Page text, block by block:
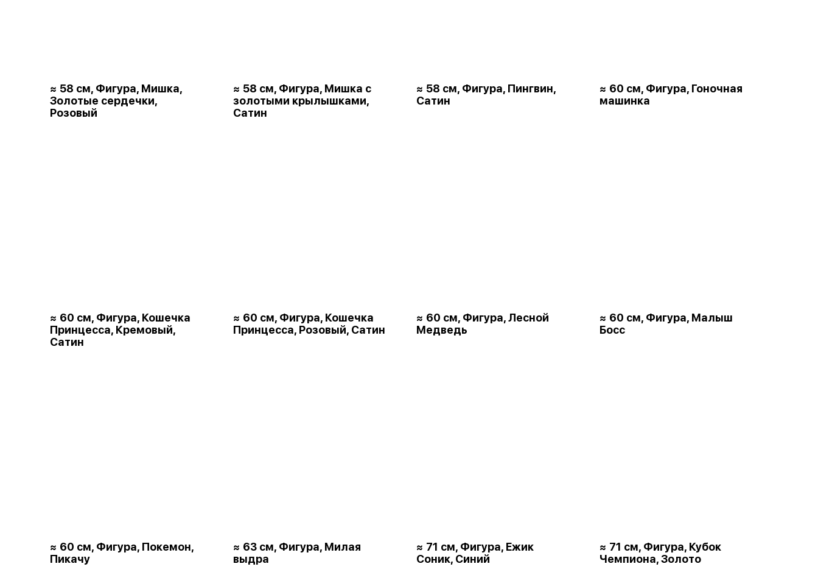
≈ 58 см, Фигура, Мишка,
Золотые сердечки,
Розовый
≈ 58 см, Фигура, Мишка с
золотыми крылышками,
Сатин
≈ 58 см, Фигура, Пингвин,
Сатин
≈ 60 см, Фигура, Гоночная
машинка
≈ 60 см, Фигура, Кошечка
Принцесса, Кремовый,
Сатин
≈ 60 см, Фигура, Кошечка
Принцесса, Розовый, Сатин
≈ 60 см, Фигура, Лесной
Медведь
≈ 60 см, Фигура, Малыш
Босс
≈ 60 см, Фигура, Покемон,
Пикачу
≈ 63 см, Фигура, Милая
выдра
≈ 71 см, Фигура, Ежик
Соник, Синий
≈ 71 см, Фигура, Кубок
Чемпиона, Золото